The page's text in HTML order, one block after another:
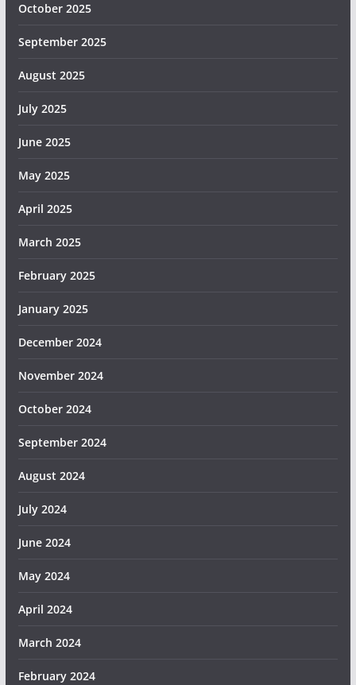
October 2025
September 2025
August 2025
July 2025
June 2025
May 2025
April 2025
March 2025
February 2025
January 2025
December 2024
November 2024
October 2024
September 2024
August 2024
July 2024
June 2024
May 2024
April 2024
March 2024
February 2024